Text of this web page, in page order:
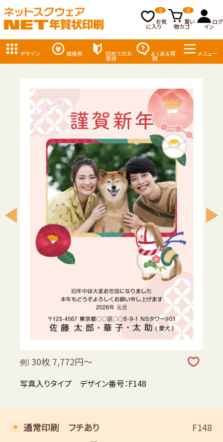
お気
に入り
0
買い
物カゴ
0
ログ
イン
デザイン 価格表 初めてのお
客様
よくある質
問
メニュー
例） 30枚 7,772円～
写真入りタイプ デザイン番号：F148
通常印刷 フチあり F148